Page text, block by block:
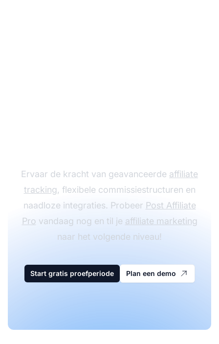
Ervaar de kracht van geavanceerde affiliate
tracking, flexibele commissiestructuren en
naadloze integraties. Probeer Post Affiliate
Pro vandaag nog en til je affiliate marketing
naar het volgende niveau!
Start gratis proefperiode Plan een demo